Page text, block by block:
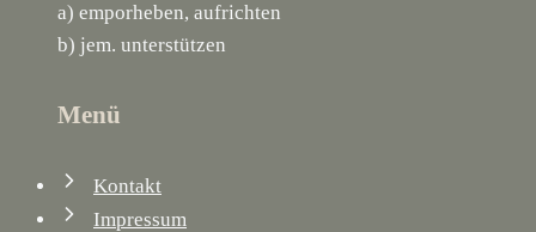
a) emporheben, aufrichten
b) jem. unterstützen
Menü
Kontakt
Impressum